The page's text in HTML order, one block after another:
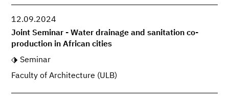
12.09.2024
Joint Seminar - Water drainage and sanitation co-
production in African cities
Seminar
Faculty of Architecture (ULB)